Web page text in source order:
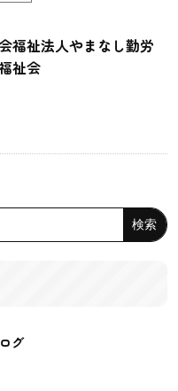
福祉法人やまなし勤労
祉会
グ